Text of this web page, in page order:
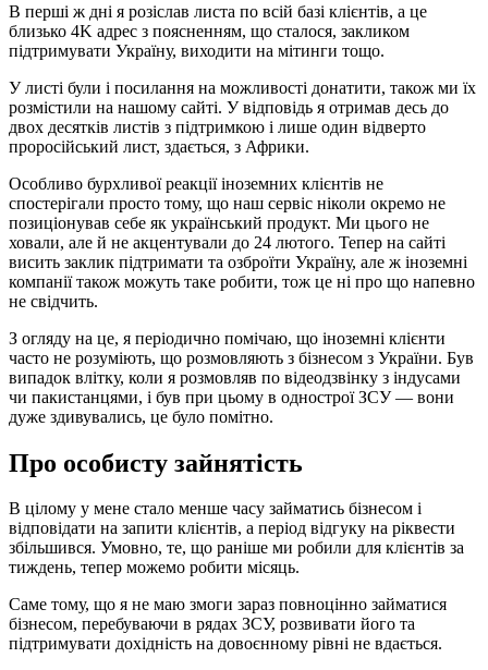
В перші ж дні я розіслав листа по всій базі клієнтів, а це
близько 4K адрес з поясненням, що сталося, закликом
підтримувати Україну, виходити на мітинги тощо.
У листі були і посилання на можливості донатити, також ми їх
розмістили на нашому сайті. У відповідь я отримав десь до
двох десятків листів з підтримкою і лише один відверто
проросійський лист, здається, з Африки.
Особливо бурхливої реакції іноземних клієнтів не
спостерігали просто тому, що наш сервіс ніколи окремо не
позиціонував себе як український продукт. Ми цього не
ховали, але й не акцентували до 24 лютого. Тепер на сайті
висить заклик підтримати та озброїти Україну, але ж іноземні
компанії також можуть таке робити, тож це ні про що напевно
не свідчить.
З огляду на це, я періодично помічаю, що іноземні клієнти
часто не розуміють, що розмовляють з бізнесом з України. Був
випадок влітку, коли я розмовляв по відеодзвінку з індусами
чи пакистанцями, і був при цьому в однострої ЗСУ — вони
дуже здивувались, це було помітно.
Про особисту зайнятість
В цілому у мене стало менше часу займатись бізнесом і
відповідати на запити клієнтів, а період відгуку на ріквести
збільшився. Умовно, те, що раніше ми робили для клієнтів за
тиждень, тепер можемо робити місяць.
Саме тому, що я не маю змоги зараз повноцінно займатися
бізнесом, перебуваючи в рядах ЗСУ, розвивати його та
підтримувати дохідність на довоєнному рівні не вдається.